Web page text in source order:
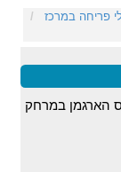
פריחה במרכז
/
הארגמן במרחק